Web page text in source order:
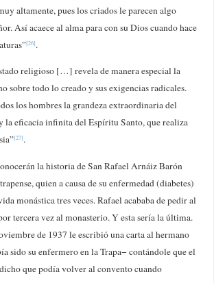
altamente, pues los criados le parecen algo
Así acaece al alma para con su Dios cuando hace
[26].
religioso […] revela de manera especial la
sobre todo lo creado y sus exigencias radicales.
los hombres la grandeza extraordinaria del
la eficacia infinita del Espíritu Santo, que realiza
[27].
la historia de San Rafael Arnáiz Barón
quien a causa de su enfermedad (diabetes)
monástica tres veces. Rafael acababa de pedir al
tercera vez al monasterio. Y esta sería la última.
de 1937 le escribió una carta al hermano
sido su enfermero en la Trapa− contándole que el
que podía volver al convento cuando